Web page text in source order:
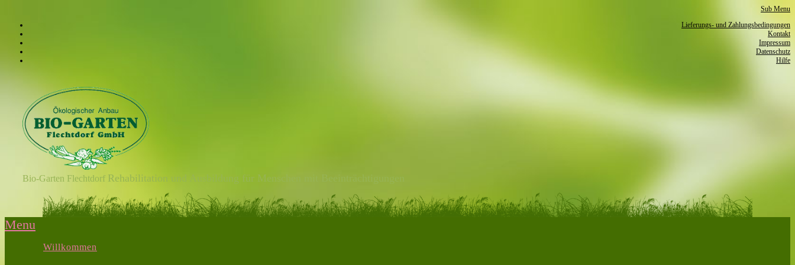
Sub Menu
Lieferungs- und Zahlungsbedingungen
Kontakt
Impressum
Datenschutz­
Hilfe
Bio-Garten Flechtdorf Rehabilitation und Ausbildung für Menschen mit Beeinträchtigungen
Menu
Willkommen